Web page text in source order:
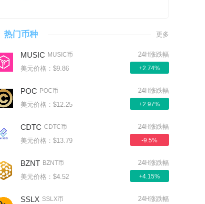
热门币种 更多
MUSIC MUSIC币
美元价格：$9.86
24H涨跌幅
+2.74%
POC POC币
美元价格：$12.25
24H涨跌幅
+2.97%
CDTC CDTC币
美元价格：$13.79
24H涨跌幅
-9.5%
BZNT BZNT币
美元价格：$4.52
24H涨跌幅
+4.15%
SSLX SSLX币 24H涨跌幅